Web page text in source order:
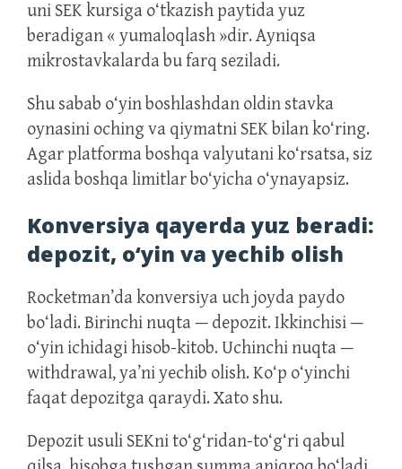
uni SEK kursiga o‘tkazish paytida yuz
beradigan « yumaloqlash »dir. Ayniqsa
mikrostavkalarda bu farq seziladi.
Shu sabab o‘yin boshlashdan oldin stavka
oynasini oching va qiymatni SEK bilan ko‘ring.
Agar platforma boshqa valyutani ko‘rsatsa, siz
aslida boshqa limitlar bo‘yicha o‘ynayapsiz.
Konversiya qayerda yuz beradi:
depozit, o‘yin va yechib olish
Rocketman’da konversiya uch joyda paydo
bo‘ladi. Birinchi nuqta — depozit. Ikkinchisi —
o‘yin ichidagi hisob-kitob. Uchinchi nuqta —
withdrawal, ya’ni yechib olish. Ko‘p o‘yinchi
faqat depozitga qaraydi. Xato shu.
Depozit usuli SEKni to‘g‘ridan-to‘g‘ri qabul